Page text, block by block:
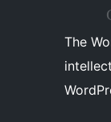
The